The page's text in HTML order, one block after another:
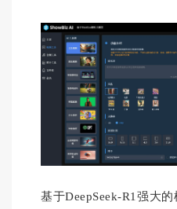
基于DeepSeek-R1强大的